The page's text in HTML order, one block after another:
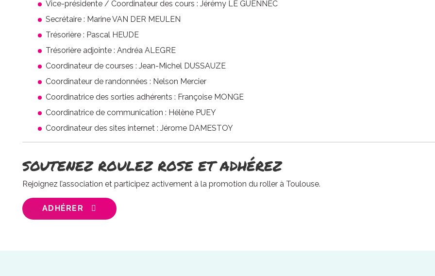
Vice-présidente / Coordinateur des cours : Jérémy LE GUENNEC
Secrétaire : Marine VAN DER MEULEN
Trésorière : Pascal HEUDE
Trésorière adjointe : Andréa ALEGRE
Coordinateur de courses : Jean-Michel DUSSAUZE
Coordinateur de randonnées : Nelson Mercier
Coordinatrice des sorties adhérents : Françoise MONGE
Coordinatrice de communication : Hélène PUEY
Coordinateur des sites internet : Jérome DAMESTOY
SOUTENEZ ROULEZ ROSE ET ADHÉREZ
Rejoignez l’association et participez activement à la promotion du roller à Toulouse.
ADHÉRER